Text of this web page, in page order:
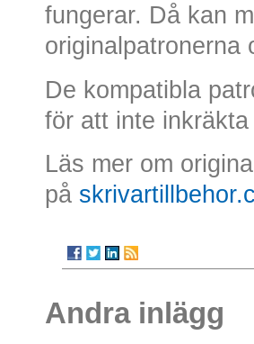
fungerar. Då kan
originalpatronerna
De kompatibla
för att inte
Läs mer om
på
Andra inlägg